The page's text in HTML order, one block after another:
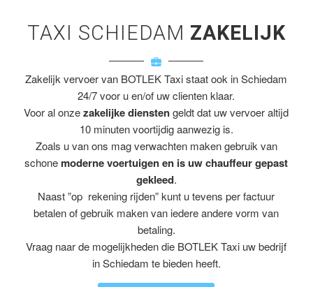
TAXI SCHIEDAM ZAKELIJK
Zakelijk vervoer van BOTLEK Taxi staat ook in Schiedam
24/7 voor u en/of uw clienten klaar.
Voor al onzezakelijke dienstengeldt dat uw vervoer altijd
10 minuten voortijdig aanwezig is.
Zoals u van ons mag verwachten maken gebruik van
schone moderne voertuigen en is uw chauffeur gepast
gekleed.
Naast ”op rekening rijden” kunt u tevens per factuur
betalen of gebruik maken van iedere andere vorm van
betaling.
Vraag naar de mogelijkheden die BOTLEK Taxi uw bedrijf
in Schiedam te bieden heeft.